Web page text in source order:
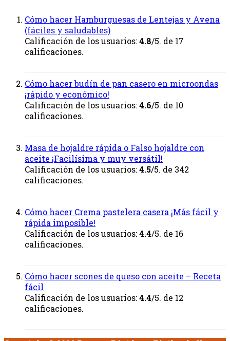
Cómo hacer Hamburguesas de Lentejas y Avena
(fáciles y saludables)
Calificación de los usuarios:4.8/5. de 17
calificaciones.
Cómo hacer budín de pan casero en microondas
¡rápido y económico!
Calificación de los usuarios:4.6/5. de 10
calificaciones.
Masa de hojaldre rápida o Falso hojaldre con
aceite ¡Facilísima y muy versátil!
Calificación de los usuarios:4.5/5. de 342
calificaciones.
Cómo hacer Crema pastelera casera ¡Más fácil y
rápida imposible!
Calificación de los usuarios:4.4/5. de 16
calificaciones.
Cómo hacer scones de queso con aceite – Receta
fácil
Calificación de los usuarios:4.4/5. de 12
calificaciones.